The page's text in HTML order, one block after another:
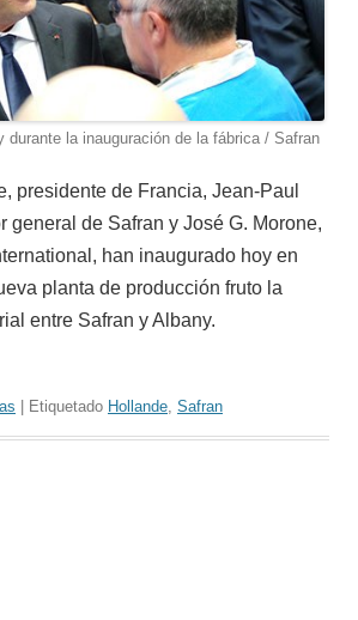
durante la inauguración de la fábrica / Safran
presidente de Francia, Jean-Paul
general de Safran y José G. Morone,
han inaugurado hoy en
planta de producción fruto la
entre Safran y Albany.
| Etiquetado Hollande, Safran